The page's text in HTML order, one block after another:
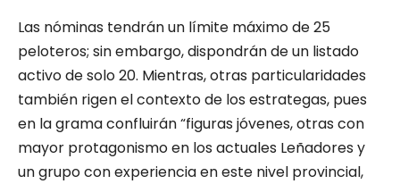
Las nóminas tendrán un límite máximo de 25
peloteros; sin embargo, dispondrán de un listado
activo de solo 20. Mientras, otras particularidades
también rigen el contexto de los estrategas, pues
en la grama confluirán “figuras jóvenes, otras con
mayor protagonismo en los actuales Leñadores y
un grupo con experiencia en este nivel provincial,